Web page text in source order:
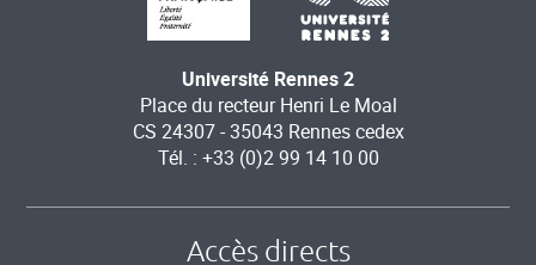
Université Rennes 2
Place du recteur Henri Le Moal
CS 24307 - 35043 Rennes cedex
Tél. : +33 (0)2 99 14 10 00
Accès directs